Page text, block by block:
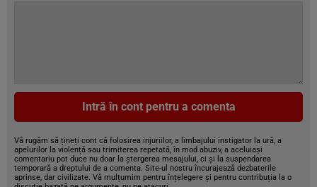
Intră în cont pentru a comenta
Vă rugăm să țineți cont că folosirea injuriilor, a limbajului instigator la ură, a
apelurilor la violență sau trimiterea repetată, în mod abuziv, a aceluiași
comentariu pot duce nu doar la ștergerea mesajului, ci și la suspendarea
temporară a dreptului de a comenta. Site-ul nostru încurajează dezbaterile
aprinse, dar civilizate. Vă mulțumim pentru înțelegere și pentru contribuția la o